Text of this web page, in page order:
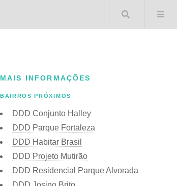
Buscar
MAIS INFORMAÇÕES
BAIRROS PRÓXIMOS
DDD Conjunto Halley
DDD Parque Fortaleza
DDD Habitar Brasil
DDD Projeto Mutirão
DDD Residencial Parque Alvorada